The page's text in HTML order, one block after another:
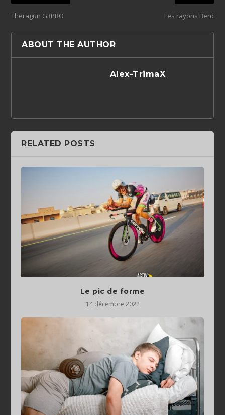
Theragun G3PRO Les rayons Berd
ABOUT THE AUTHOR
Alex-TrimaX
RELATED POSTS
Le pic de forme
14 décembre 2022